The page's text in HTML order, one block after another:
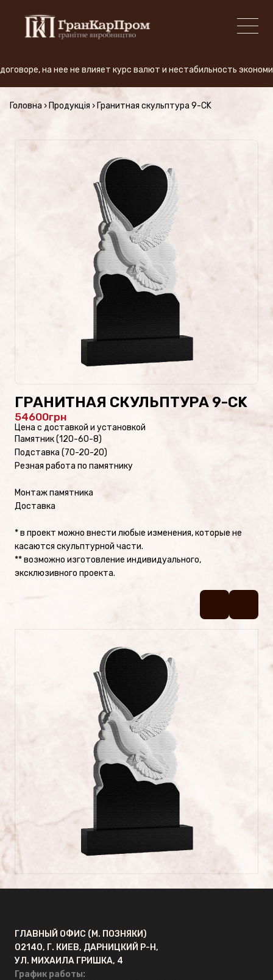
+380 (50) 380-59-57
Продукция (Цены)
Проекты памятников
Скульптуры из стекла/
Памятники из стекла
ФОТОКАТАЛОГ
Латунные буквы и надписи на
Фотостекло на памятник
Художественное
оформление памятников
ГРАНКАРПРОМ
Главная
нее не влияет курс валют и нестабильность
Головна › Продукція › Гранитная скульптура 9-CK
ГРАНИТНАЯ СКУЛЬПТУРА 9-CK
54600
Цена с доставкой и установкой
Памятник (120-60-8)
Подставка (70-20-20)
Резная работа по памятнику
Монтаж памятника
Доставка
* в проект можно внести любые изменения, которые не
касаются скульптурной части.
** возможно изготовление индивидуального,
эксклюзивного проекта.
ГЛАВНЫЙ ОФИС (М. ПОЗНЯКИ)
02140, Г. КИЕВ, ДАРНИЦКИЙ Р-Н,
УЛ. МИХАИЛА ГРИШКА, 4
График работы: